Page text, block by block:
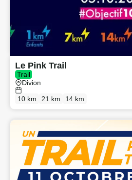
Le Pink Trail
Trail
Divion
10 km 21 km 14 km